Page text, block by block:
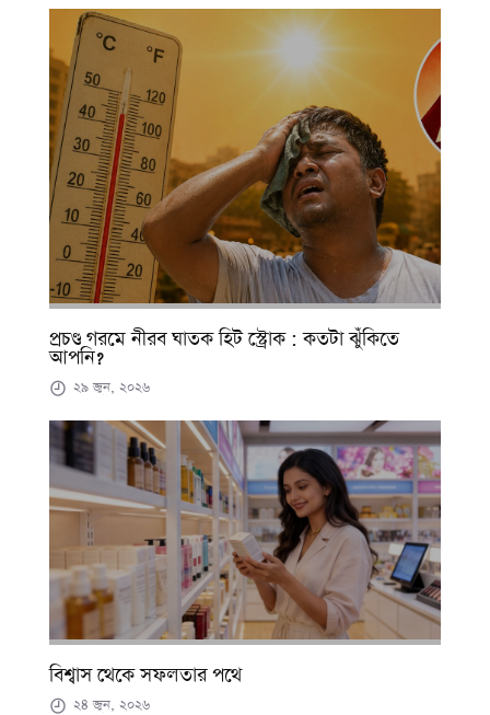
প্রচণ্ড গরমে নীরব ঘাতক হিট স্ট্রোক : কতটা ঝুঁকিতে
আপনি?
২৯ জুন, ২০২৬
বিশ্বাস থেকে সফলতার পথে
২৪ জুন, ২০২৬